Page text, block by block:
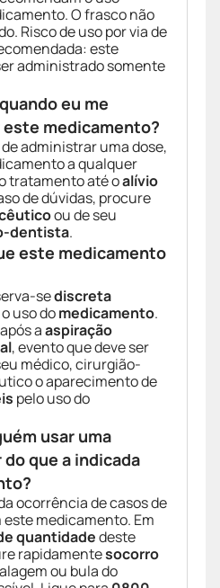
O frasco não
Risco de uso por via de
este
administrado somente
eu me
medicamento?
administrar uma dose,
a qualquer
tratamento até oalívio
de dúvidas, procure
ou de seu
dentista.
este medicamento
sediscreta
uso domedicamento.
aaspiração
, evento que deve ser
médico, cirurgião-
o aparecimento de
pelo uso do
usar uma
que a indicada
ocorrência de casos de
este medicamento. Em
quantidadedeste
rapidamentesocorro
ou bula do